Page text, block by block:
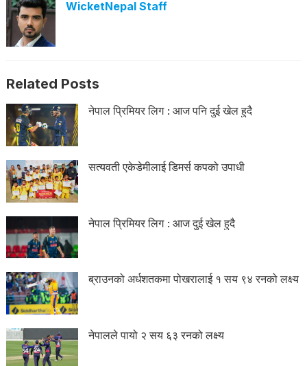
WicketNepal Staff
Related Posts
नेपाल प्रिमियर लिग : आज पनि दुई खेल हुदै
सत्यवती एकेडेमीलाई डिमर्स कपको उपाधी
नेपाल प्रिमियर लिग : आज दुई खेल हुदै
ब्राउनको अर्धशतकमा पोखरालाई १ सय ९४ रनको लक्ष्य
नेपालले पायो २ सय ६३ रनको लक्ष्य